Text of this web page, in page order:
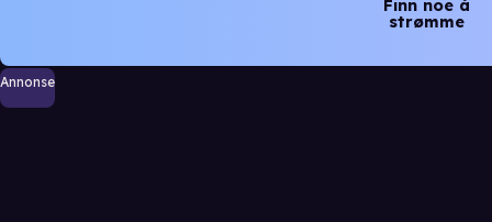
Finn noe å
strømme
Annonse